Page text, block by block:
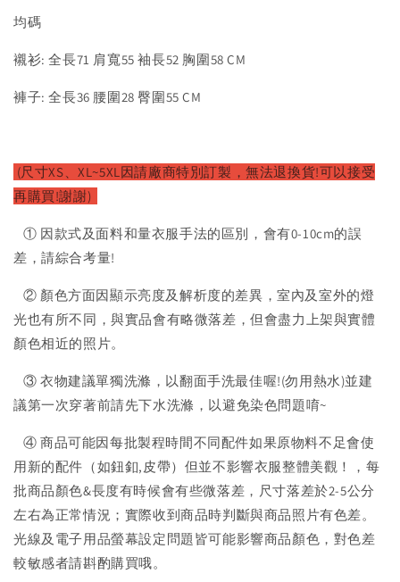
均碼
襯衫: 全長71 肩寬55 袖長52 胸圍58 CM
褲子: 全長36 腰圍28 臀圍55 CM
(尺寸XS、XL~5XL因請廠商特別訂製，無法退換貨!可以接受
再購買!謝謝)
① 因款式及面料和量衣服手法的區別，會有0-10cm的誤
差，請綜合考量!
② 顏色方面因顯示亮度及解析度的差異，室內及室外的燈
光也有所不同，與實品會有略微落差，但會盡力上架與實體
顏色相近的照片。
③ 衣物建議單獨洗滌，以翻面手洗最佳喔!(勿用熱水)並建
議第一次穿著前請先下水洗滌，以避免染色問題唷~
④ 商品可能因每批製程時間不同配件如果原物料不足會使
用新的配件（如鈕釦,皮帶）但並不影響衣服整體美觀！，每
批商品顏色&長度有時候會有些微落差，尺寸落差於2-5公分
左右為正常情況；實際收到商品時判斷與商品照片有色差。
光線及電子用品螢幕設定問題皆可能影響商品顏色，對色差
較敏感者請斟酌購買哦。